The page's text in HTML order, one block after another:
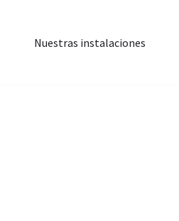
Nuestras instalaciones